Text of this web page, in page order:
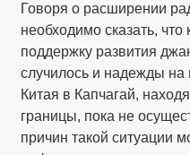
Говоря о расширении
необходимо сказать,
поддержку развития
случилось и надежды на
Китая в Капчагай,
границы, пока не
причин такой ситуации